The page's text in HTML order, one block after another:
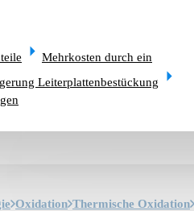
Mehrkosten durch ein
Leiterplattenbestückung
Oxidation Thermische Oxidation